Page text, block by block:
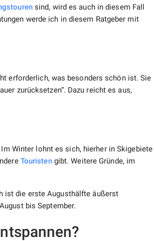
sind, wird es auch in diesem Fall
werde ich in diesem Ratgeber mit
erforderlich, was besonders schön ist. Sie
zurücksetzen“. Dazu reicht es aus,
Winter lohnt es sich, hierher in Skigebiete
Touristengibt. Weitere Gründe, im
ist die erste Augusthälfte äußerst
bis September.